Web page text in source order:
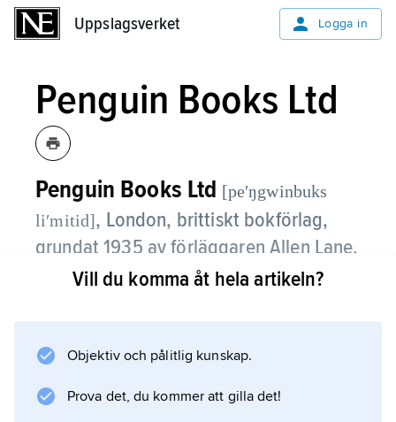
Uppslagsverket Logga in
Penguin Books Ltd
Penguin Books Ltd [peʹŋgwinbuks
liʹmitid], London, brittiskt bokförlag,
grundat 1935 av förläggaren Allen Lane,
2013 sammanslaget medRandom
Allen Lane skapade utan direkta förebilder
den moderna pocketboken, vars karakteristika
är formatet, symbolen (den tecknade
Vill du komma åt hela artikeln?
Objektiv och pålitlig kunskap.
Prova det, du kommer att gilla det!